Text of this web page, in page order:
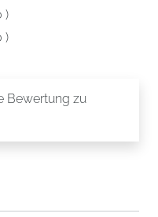
Bewertung zu